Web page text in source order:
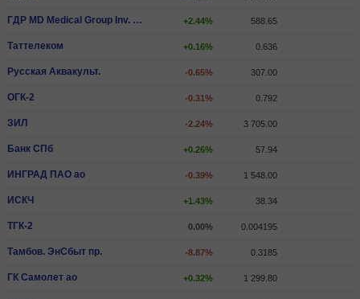
ГДР MD Medical Group Inv. PLC +2.44% 588.65
Таттелеком +0.16% 0.636
Русская Аквакульт. -0.65% 307.00
ОГК-2 -0.31% 0.792
ЗИЛ -2.24% 3 705.00
Банк СПб +0.26% 57.94
ИНГРАД ПАО ао -0.39% 1 548.00
ИCКЧ +1.43% 38.34
ТГК-2 0.00% 0.004195
Тамбов. ЭнСбыт пр. -8.87% 0.3185
ГК Самолет ао +0.32% 1 299.80